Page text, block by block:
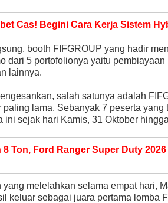
Cas! Begini Cara Kerja Sistem
booth FIFGROUP yang hadir
dari 5 portofolionya yaitu
lainnya.
salah satunya adalah
paling lama. Sebanyak 7 peserta
ini sejak hari Kamis, 31 Oktober
8 Ton, Ford Ranger Super Duty
melelahkan selama empat hari,
keluar sebagai juara pertama lomba